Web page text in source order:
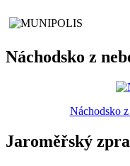
Náchodsko z
Náchodsko
Jaroměřský